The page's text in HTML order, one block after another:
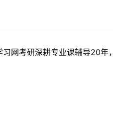
网考研深耕专业课辅导20年